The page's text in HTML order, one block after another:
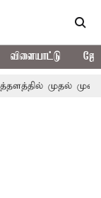
விளையாட்டு
முதல் முறையாக